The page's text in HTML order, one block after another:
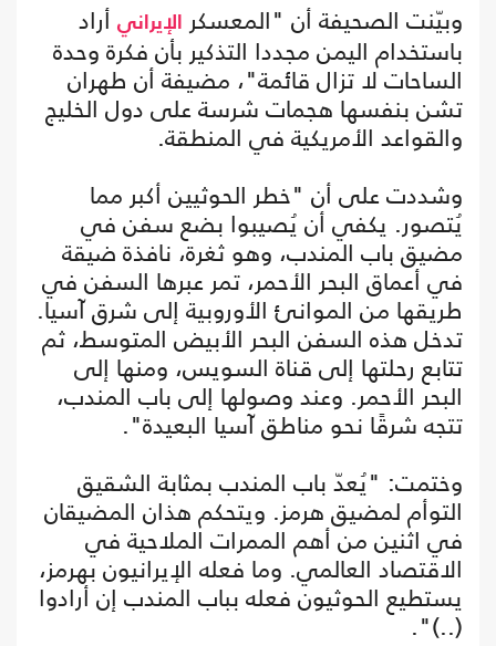
وبيّنت الصحيفة أن "المعسكر الإيراني أراد
باستخدام اليمن مجددا التذكير بأن فكرة وحدة
الساحات لا تزال قائمة"، مضيفة أن طهران
تشن بنفسها هجمات شرسة على دول الخليج
والقواعد الأمريكية في المنطقة.
وشددت على أن "خطر الحوثيين أكبر مما
يُتصور. يكفي أن يُصيبوا بضع سفن في
مضيق باب المندب، وهو ثغرة، نافذة ضيقة
في أعماق البحر الأحمر، تمر عبرها السفن في
طريقها من الموانئ الأوروبية إلى شرق آسيا.
تدخل هذه السفن البحر الأبيض المتوسط، ثم
تتابع رحلتها إلى قناة السويس، ومنها إلى
البحر الأحمر. وعند وصولها إلى باب المندب،
تتجه شرقًا نحو مناطق آسيا البعيدة".
وختمت: "يُعدّ باب المندب بمثابة الشقيق
التوأم لمضيق هرمز. ويتحكم هذان المضيقان
في اثنين من أهم الممرات الملاحية في
الاقتصاد العالمي. وما فعله الإيرانيون بهرمز،
يستطيع الحوثيون فعله بباب المندب إن أرادوا
(..)".